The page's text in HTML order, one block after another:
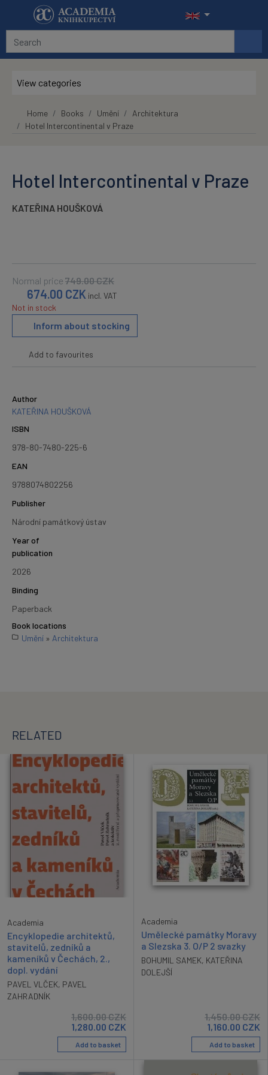
Skip to main content
View categories
Home Books Umění
Architektura
Hotel Intercontinental v Praze
Hotel Intercontinental v Praze
KATEŘINA HOUŠKOVÁ
Normal price 749.00CZK
674.00 CZK incl. VAT
Not in stock
Inform about stocking
Add to favourites
Author
KATEŘINA HOUŠKOVÁ
ISBN
978-80-7480-225-6
EAN
9788074802256
Publisher
Národní památkový ústav
Year of
publication
2026
Binding
Paperback
Book locations
Umění » Architektura
RELATED
Academia
Encyklopedie architektů,
stavitelů, zedníků a
kameníků v Čechách, 2.,
dopl. vydání
PAVEL VLČEK, PAVEL
ZAHRADNÍK
1,600.00CZK
1,280.00 CZK
Add to basket
Academia
Umělecké památky Moravy
a Slezska 3. O/P 2 svazky
BOHUMIL SAMEK, KATEŘINA
DOLEJŠÍ
1,450.00CZK
1,160.00 CZK
Add to basket